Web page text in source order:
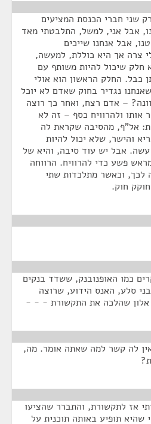
שני חברי הכנסת המציעים
אבל אני, למשל, התלבטתי מאד
אבל אנחנו שייכים
צרה אך היא כוללת, למעשה,
חלק שיכול להיות משותף עם
כבל. החלק הראשון הוא אולי
נגדיר בחוק שאדם לא יוכל
– אדם רצח, ואחר כך רוצה
ולהרוויח כסף – זה לא
אל"ף, מהסיבה שקראת לה
והישר, שלא יכול להיות
אבל יש עוד סיבה, והיא של
פשע כדי להרוויח. הרווחה
לכך, וכאשר מתלכדות שתי
חוק.
כמו האופנובנק, ששדד בנקים
סלע, האנס הידוע, שרוצה
אלון שהלכה את התקשורת - - -
לה קשר למה שאתה אומר. מה,
אז לתקשורת, והתברר שהציעו
תופיע באותה תוכנית על